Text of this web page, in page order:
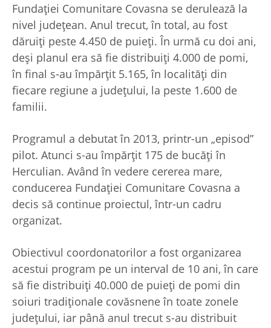
Fundației Comunitare Covasna se derulează la
nivel județean. Anul trecut, în total, au fost
dăruiți peste 4.450 de puieți. În urmă cu doi ani,
deși planul era să fie distribuiți 4.000 de pomi,
în final s-au împărțit 5.165, în localități din
fiecare regiune a județului, la peste 1.600 de
familii.
Programul a debutat în 2013, printr-un „episod”
pilot. Atunci s-au împărțit 175 de bucăți în
Herculian. Având în vedere cererea mare,
conducerea Fundației Comunitare Covasna a
decis să continue proiectul, într-un cadru
organizat.
Obiectivul coordonatorilor a fost organizarea
acestui program pe un interval de 10 ani, în care
să fie distribuiți 40.000 de puieți de pomi din
soiuri tradiționale covăsnene în toate zonele
județului, iar până anul trecut s-au distribuit